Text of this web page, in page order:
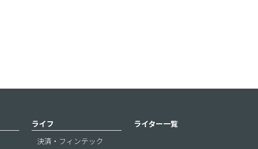
ライフ
決済・フィンテック
ライター一覧